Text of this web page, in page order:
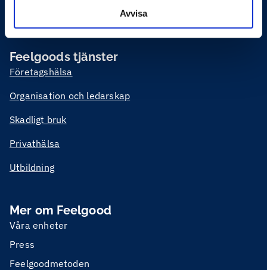
Avvisa
och vid behov rehabilitering eller krishantering. Vi möter
Feelgoods tjänster
Företagshälsa
Organisation och ledarskap
Skadligt bruk
Privathälsa
Utbildning
Mer om Feelgood
Våra enheter
Press
Feelgoodmetoden